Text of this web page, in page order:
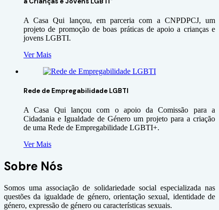
A Casa Qui lançou, em parceria com a CNPDPCJ, um
projeto de promoção de boas práticas de apoio a crianças e
jovens LGBTI.
Ver Mais
Rede de Empregabilidade LGBTI
A Casa Qui lançou com o apoio da Comissão para a
Cidadania e Igualdade de Género um projeto para a criação
de uma Rede de Empregabilidade LGBTI+.
Ver Mais
Sobre Nós
Somos uma associação de solidariedade social especializada nas
questões da igualdade de género, orientação sexual, identidade de
género, expressão de género ou características sexuais.